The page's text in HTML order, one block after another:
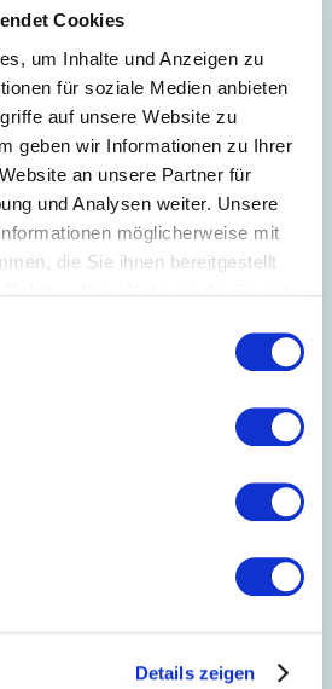
Cookies
um Inhalte und Anzeigen zu
für soziale Medien anbieten
auf unsere Website zu
geben wir Informationen zu Ihrer
an unsere Partner für
und Analysen weiter. Unsere
möglicherweise mit
die Sie ihnen bereitgestellt
Details zeigen
Anforderungen sowie die
Verordnung „Entwaldungsfreie
Juni 2023 ist die Verordnung über
bestimmter Rohstoffe
die mit Entwaldung und
in Verbindung stehen,
Unionsmarkt und ihre Ausfuhr aus
in Kraft getreten.
zur Ökodesign-
zu der vorgeschlagenen
zur Schaffung eines Rahmens
für nachhaltige Produkte
Nachfolgend finden Sie die